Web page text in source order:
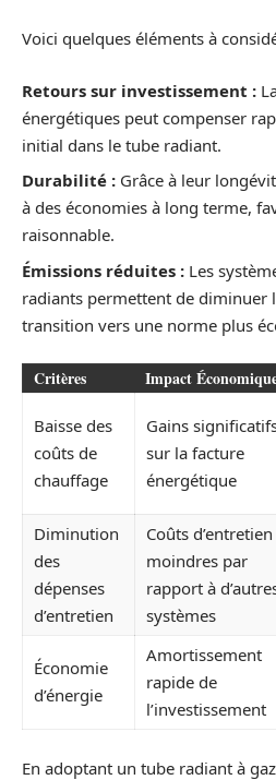
Voici quelques éléments à
Retours sur investissement :
énergétiques peut compenser
initial dans le tube radiant.
Durabilité : Grâce à leur
à des économies à long terme,
raisonnable.
Émissions réduites : Les
radiants permettent de diminuer
transition vers une norme plus
Critères Impact
Baisse des
coûts de
chauffage
Gains
sur la facture
énergétique
Diminution
des
dépenses
d’entretien
Coûts d’entretien
moindres par
rapport à
systèmes
Économie
d’énergie
Amortissement
rapide de
l’investissement
En adoptant un tube radiant à